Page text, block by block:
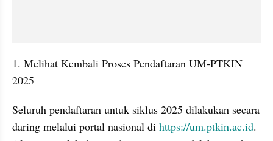
1. Melihat Kembali Proses Pendaftaran UM-PTKIN
2025
Seluruh pendaftaran untuk siklus 2025 dilakukan secara
daring melalui portal nasional di https://um.ptkin.ac.id.